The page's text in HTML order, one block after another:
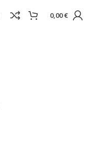
0,00€